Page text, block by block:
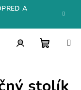
A
košík
stolík